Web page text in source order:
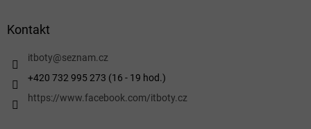
Kontakt
itboty@seznam.cz
+420 732 995 273 (16 - 19 hod.)
https://www.facebook.com/itboty.cz